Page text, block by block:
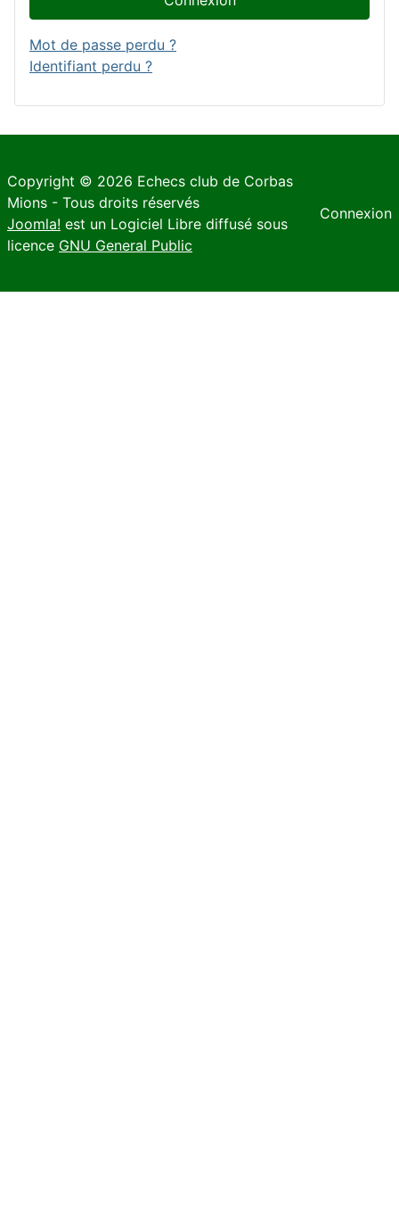
Mot de passe perdu ?
Identifiant perdu ?
Copyright © 2026 Echecs club de Corbas
Mions - Tous droits réservés
Joomla! est un Logiciel Libre diffusé sous
licence GNU General Public
Connexion